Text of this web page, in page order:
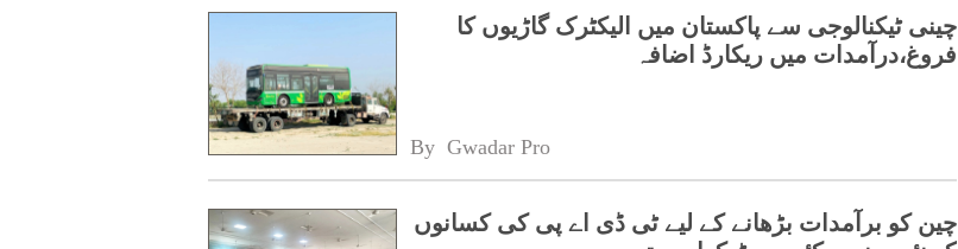
چینی ٹیکنالوجی سے پاکستان میں الیکٹرک گاڑیوں کا
فروغ،درآمدات میں ریکارڈ اضافہ
By Gwadar Pro
چین کو برآمدات بڑھانے کے لیے ٹی ڈی اے پی کی کسانوں